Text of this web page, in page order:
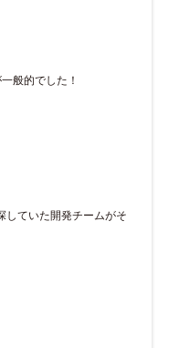
般的でした！
していた開発チームがそ